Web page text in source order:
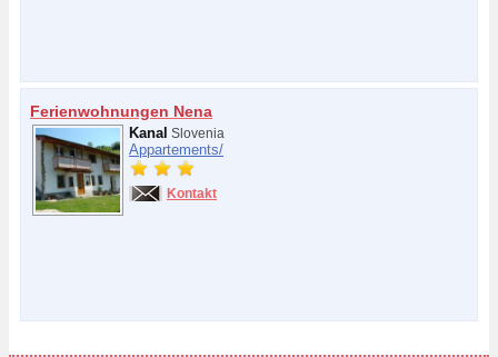
Ferienwohnungen Nena
Kanal Slovenia
Appartements/
Kontakt